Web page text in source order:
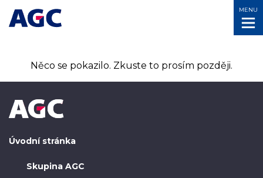
MENU
Něco se pokazilo. Zkuste to prosím později.
Úvodní stránka
Skupina AGC